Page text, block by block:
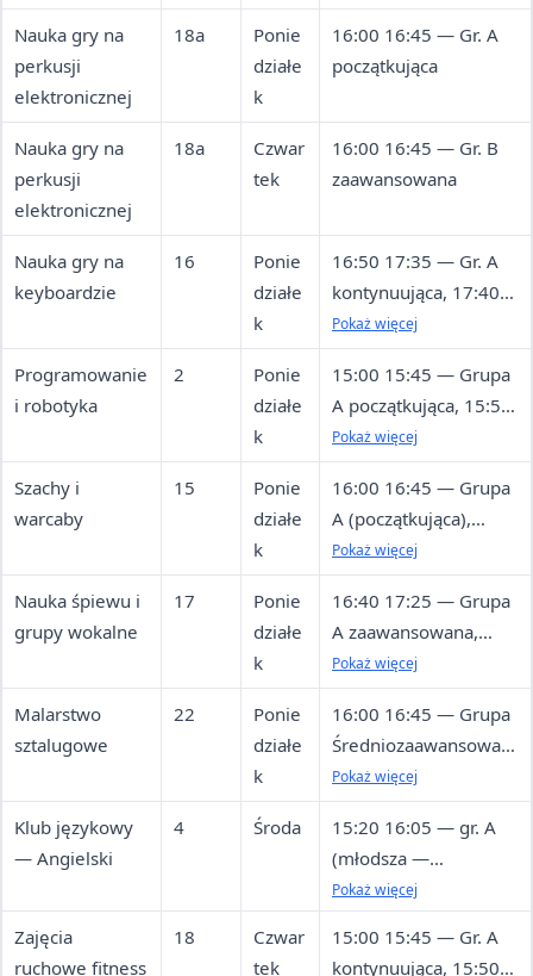
Nauka gry na
perkusji
elektronicznej
18a
Ponie
działe
k
16:00 16:45 — Gr. A
początkująca
Nauka gry na
perkusji
elektronicznej
18a
Czwar
tek
16:00 16:45 — Gr. B
zaawansowana
Nauka gry na
keyboardzie
16
Ponie
działe
k
16:50 17:35 — Gr. A
kontynuująca, 17:40
18:25 — gr. B
początkująca
Pokaż więcej
Programowanie
i robotyka
2
Ponie
działe
k
15:00 15:45 — Grupa
A początkująca, 15:50
16:35 — Grupa B
początkująca, 16:40
17:25 — Grupa C
kontynuująca młodsza
Pokaż więcej
Szachy i
warcaby
15
Ponie
działe
k
16:00 16:45 — Grupa
A (początkująca),
16:50 17:35 — Grupa
B (początkująca),
17:40 18:25 — Grupa
C (początkująca),
18:30 19:15 — Grupa
D (zaawansowana)
Pokaż więcej
Nauka śpiewu i
grupy wokalne
17
Ponie
działe
k
16:40 17:25 — Grupa
A zaawansowana,
17:30 18:15 — Grupa
A zaawansowana
Pokaż więcej
Malarstwo
sztalugowe
22
Ponie
działe
k
16:00 16:45 — Grupa
Średniozaawansowan
a A, 16:50 17:35 —
Grupa
Średniozaawansowan
a B, 17:40 18:25 —
Grupa Zaawansowana
A, 18:30 19:15 —
Grupa Zaawansowana
Pokaż więcej
Klub językowy
— Angielski
4 Środa
15:20 16:05 — gr. A
(młodsza —
początkująca), 16:10
(młodsza —
Pokaż więcej
Zajęcia
ruchowe fitness
18
Czwar
tek
15:00 15:45 — Gr. A
kontynuująca, 15:50